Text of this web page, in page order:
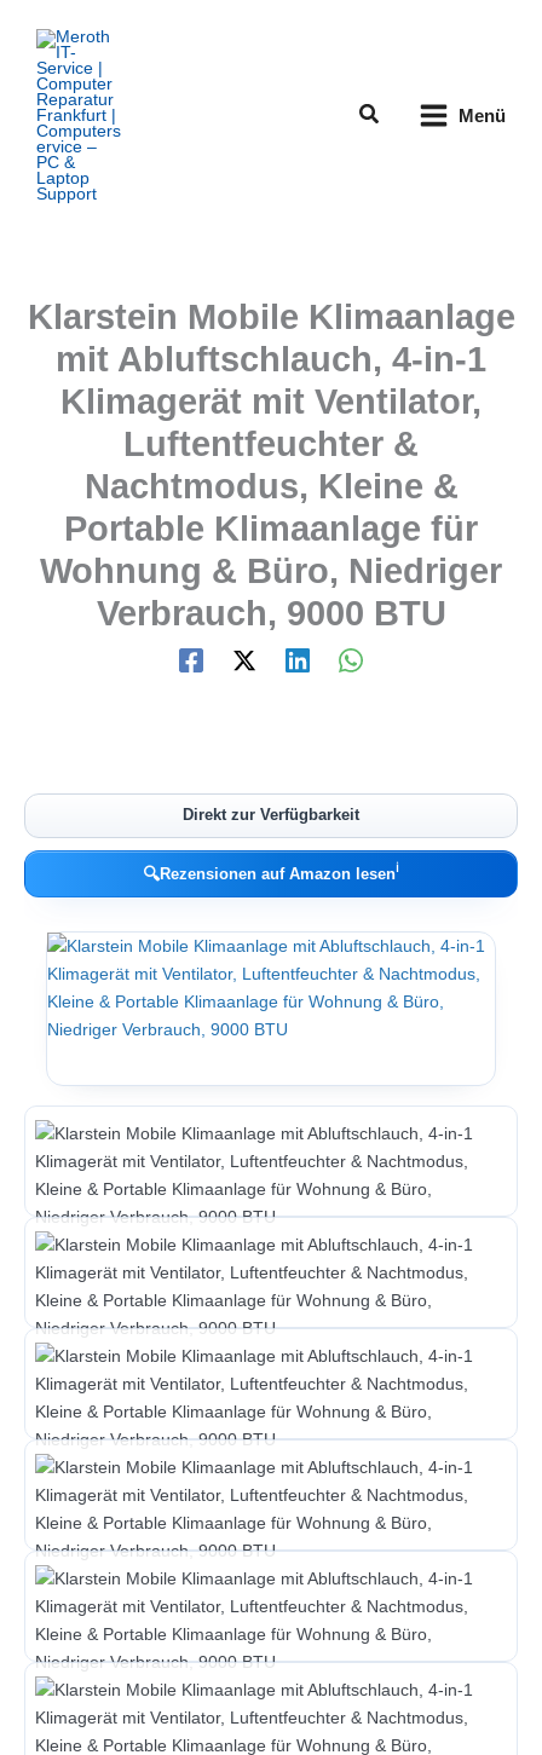
Inhalt
springen
Suchen Menü
Klarstein Mobile Klimaanlage
mit Abluftschlauch, 4-in-1
Klimagerät mit Ventilator,
Luftentfeuchter &
Nachtmodus, Kleine &
Portable Klimaanlage für
Wohnung & Büro, Niedriger
Verbrauch, 9000 BTU
Direkt zur Verfügbarkeit
🔍Rezensionen auf Amazon lesenℹ︎